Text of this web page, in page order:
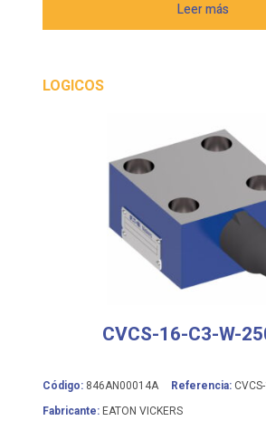
Leer más
LOGICOS
CVCS-16-C3-W-
Código: 846AN00014A Referencia:
Fabricante: EATON VICKERS